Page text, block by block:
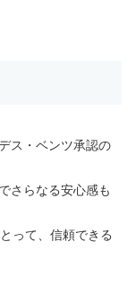
ス・ベンツ承認の
さらなる安心感も
って、信頼できる